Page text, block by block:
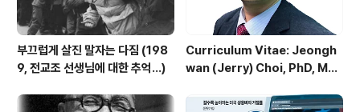
부끄럽게 살진 말자는 다짐 (198
9, 전교조 선생님에 대한 추억...)
Curriculum Vitae: Jeongh
wan (Jerry) Choi, PhD, MB